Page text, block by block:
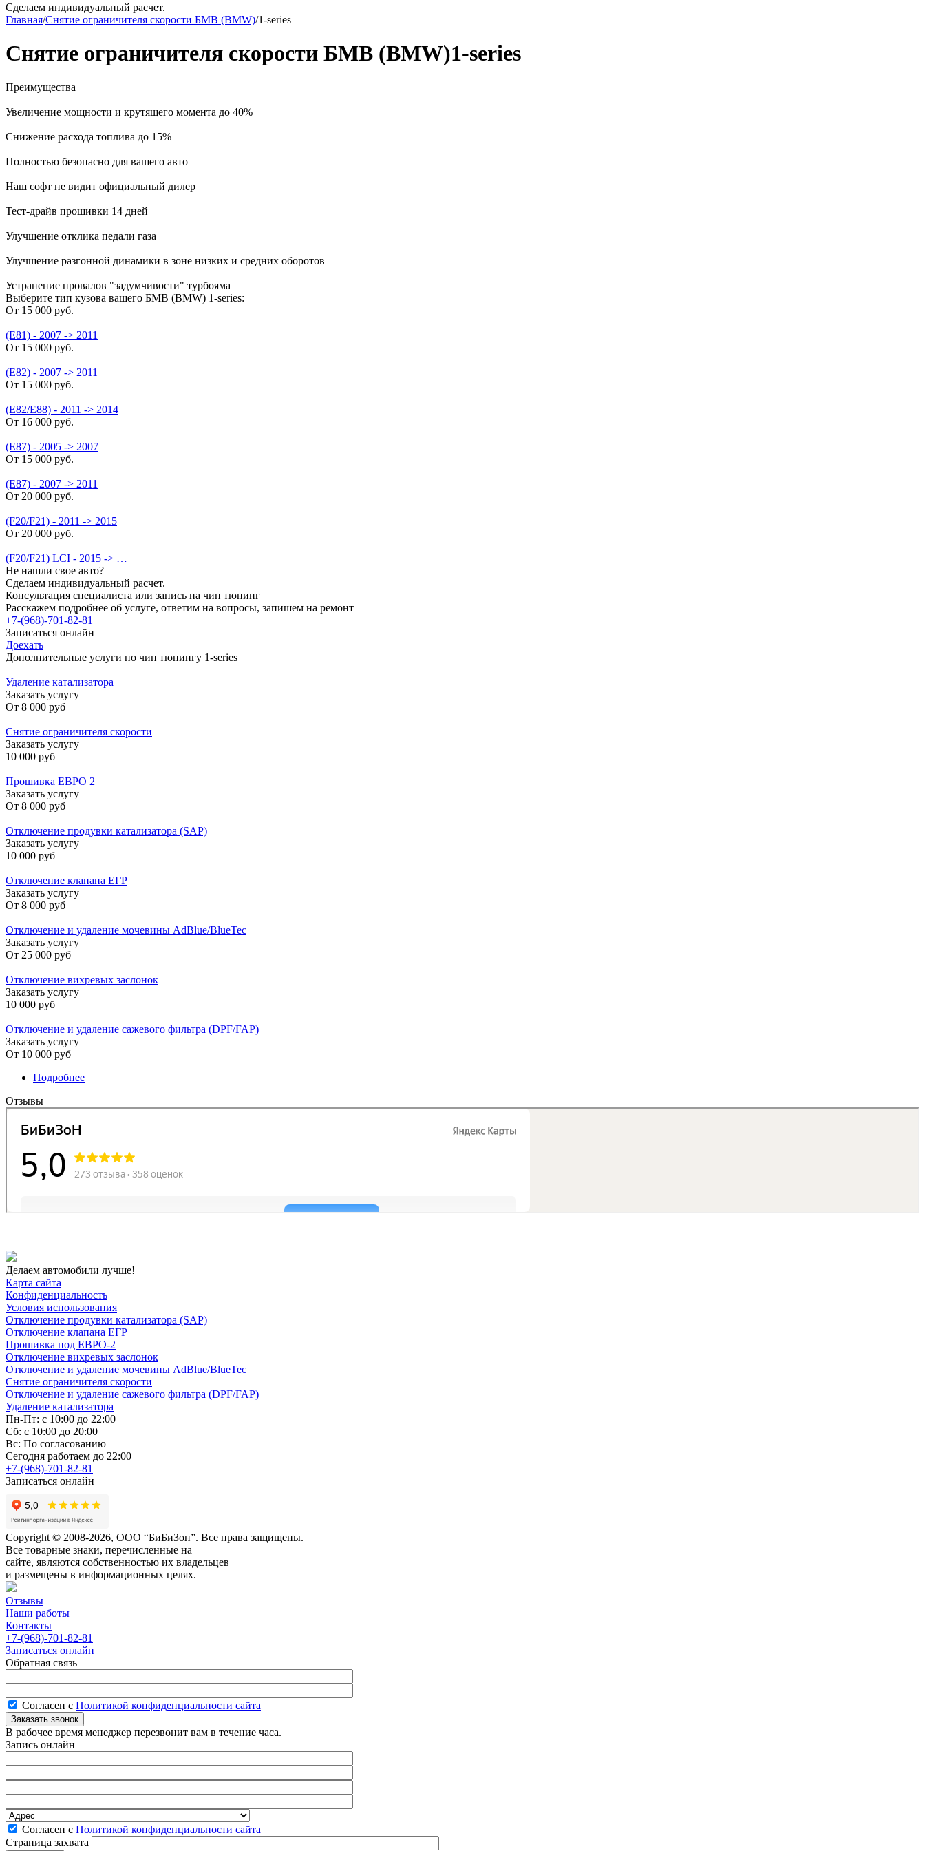
Сделаем индивидуальный расчет.
Главная/Снятие ограничителя скорости БМВ (BMW)/1-series
Снятие ограничителя скорости БМВ (BMW)1-series
Преимущества
Увеличение мощности и крутящего момента до 40%
Снижение расхода топлива до 15%
Полностью безопасно для вашего авто
Наш софт не видит официальный дилер
Тест-драйв прошивки 14 дней
Улучшение отклика педали газа
Улучшение разгонной динамики в зоне низких и средних оборотов
Устранение провалов "задумчивости" турбояма
Выберите тип кузова вашего БМВ (BMW) 1-series:
От 15 000 руб.
(E81) - 2007 -> 2011
От 15 000 руб.
(E82) - 2007 -> 2011
От 15 000 руб.
(E82/E88) - 2011 -> 2014
От 16 000 руб.
(E87) - 2005 -> 2007
От 15 000 руб.
(E87) - 2007 -> 2011
От 20 000 руб.
(F20/F21) - 2011 -> 2015
От 20 000 руб.
(F20/F21) LCI - 2015 -> …
Не нашли свое авто?
Сделаем индивидуальный расчет.
Консультация специалиста или запись на чип тюнинг
Расскажем подробнее об услуге, ответим на вопросы, запишем на ремонт
+7-(968)-701-82-81
Записаться онлайн
Доехать
Дополнительные услуги по чип тюнингу 1-series
Удаление катализатора
Заказать услугу
От 8 000 руб
Снятие ограничителя скорости
Заказать услугу
10 000 руб
Прошивка ЕВРО 2
Заказать услугу
От 8 000 руб
Отключение продувки катализатора (SAP)
Заказать услугу
10 000 руб
Отключение клапана ЕГР
Заказать услугу
От 8 000 руб
Отключение и удаление мочевины AdBlue/BlueTec
Заказать услугу
От 25 000 руб
Отключение вихревых заслонок
Заказать услугу
10 000 руб
Отключение и удаление сажевого фильтра (DPF/FAP)
Заказать услугу
От 10 000 руб
Подробнее
Отзывы
Делаем автомобили лучше!
Карта сайта
Конфиденциальность
Условия использования
Отключение продувки катализатора (SAP)
Отключение клапана ЕГР
Прошивка под ЕВРО-2
Отключение вихревых заслонок
Отключение и удаление мочевины AdBlue/BlueTec
Снятие ограничителя скорости
Отключение и удаление сажевого фильтра (DPF/FAP)
Удаление катализатора
Пн-Пт: с 10:00 до 22:00
Сб: с 10:00 до 20:00
Вс: По согласованию
Сегодня работаем до 22:00
+7-(968)-701-82-81
Записаться онлайн
Copyright © 2008-2026, ООО “БиБиЗон”. Все права защищены.
Все товарные знаки, перечисленные на
сайте, являются собственностью их владельцев
и размещены в информационных целях.
Отзывы
Наши работы
Контакты
+7-(968)-701-82-81
Записаться онлайн
Обратная связь
Согласен с Политикой конфиденциальности сайта
В рабочее время менеджер перезвонит вам в течение часа.
Запись онлайн
Согласен с Политикой конфиденциальности сайта
Страница захвата